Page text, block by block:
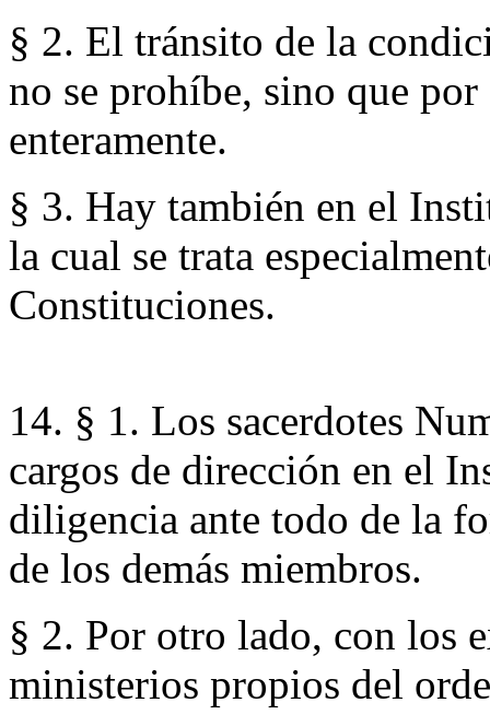
§ 2. El tránsito de la
no se prohíbe, sino que
enteramente.
§ 3. Hay también en el
la cual se trata
Constituciones.
14. § 1. Los sacerdotes
cargos de dirección en el
diligencia ante todo de la
de los demás miembros.
§ 2. Por otro lado, con los
ministerios propios del